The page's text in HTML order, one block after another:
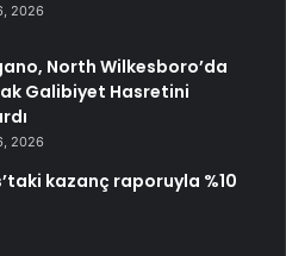
2026
North Wilkesboro’da
Galibiyet Hasretini
2026
kazanç raporuyla %10